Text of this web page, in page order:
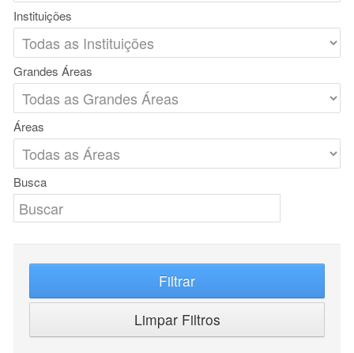
Instituições
Grandes Áreas
Áreas
Busca
Filtrar
Limpar Filtros